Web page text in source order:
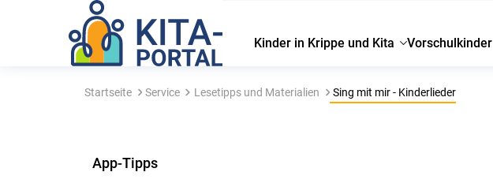
Kinder in Krippe und Kita Vorschulkinder
Startseite Service Lesetipps und Materialien Sing mit mir - Kinderlieder
App-Tipps